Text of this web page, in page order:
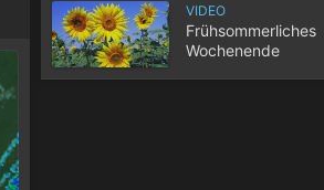
VIDEO
Frühsommerliches
Wochenende